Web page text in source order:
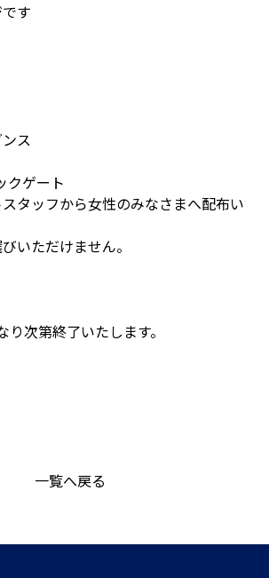
す
ス
クゲート
タッフから女性のみなさまへ配布い
いただけません。
次第終了いたします。
一覧へ戻る